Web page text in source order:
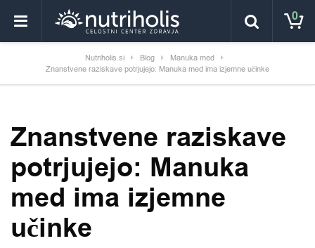
0
Nutriholis.si Blog
Manuka med
Znanstvene raziskave potrjujejo: Manuka med ima izjemne učinke
Znanstvene raziskave
potrjujejo: Manuka
med ima izjemne
učinke